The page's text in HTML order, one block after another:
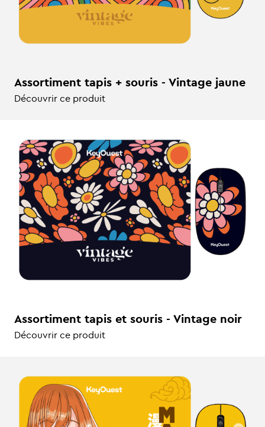
Assortiment tapis + souris - Vintage jaune
Découvrir ce produit
Assortiment tapis et souris - Vintage noir
Découvrir ce produit